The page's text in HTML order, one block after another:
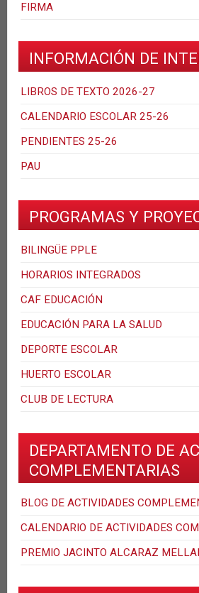
FIRMA
INFORMACIÓN DE
LIBROS DE TEXTO 2026-27
CALENDARIO ESCOLAR 25-26
PENDIENTES 25-26
PAU
PROGRAMAS Y
BILINGÜE PPLE
HORARIOS INTEGRADOS
CAF EDUCACIÓN
EDUCACIÓN PARA LA SALUD
DEPORTE ESCOLAR
HUERTO ESCOLAR
CLUB DE LECTURA
DEPARTAMENTO DE
COMPLEMENTARIAS
BLOG DE ACTIVIDADES
CALENDARIO DE ACTIVIDADES
PREMIO JACINTO ALCARAZ